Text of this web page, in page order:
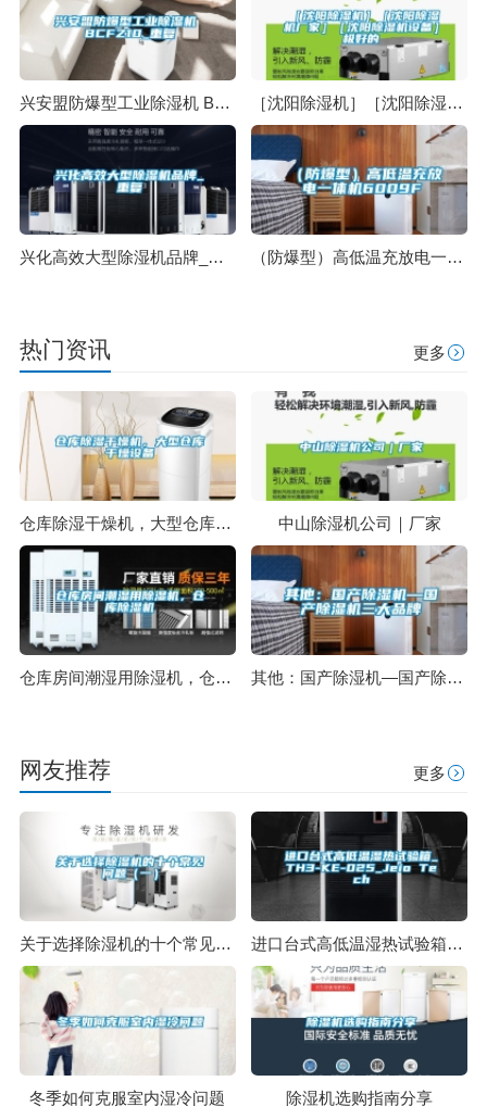
兴安盟防爆型工业除湿机 BCFZ10_重复 ［沈阳除湿机］［沈阳除湿机厂家］［沈阳除湿机设备］极好的
兴化高效大型除湿机品牌_重复 （防爆型）高低温充放电一体机6009F
热门资讯 更多
仓库除湿干燥机，大型仓库干燥设备 中山除湿机公司｜厂家
仓库房间潮湿用除湿机，仓库除湿机 其他：国产除湿机—国产除湿机三大品牌
网友推荐 更多
关于选择除湿机的十个常见问题（一） 进口台式高低温湿热试验箱_TH3-KE-025_Jeio Tech
冬季如何克服室内湿冷问题 除湿机选购指南分享